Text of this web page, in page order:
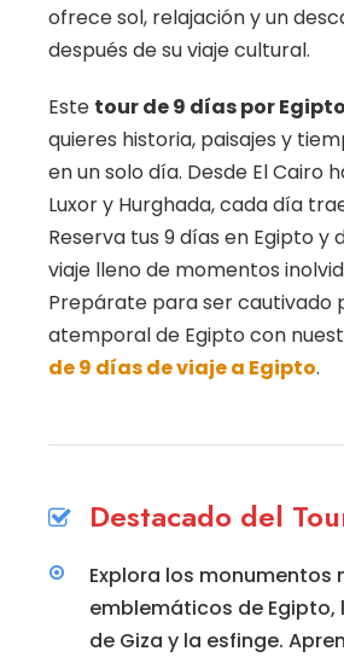
ofrece sol, relajación y un
después de su viaje cultural.
Este tour de 9 días por Egipto
quieres historia, paisajes y
en un solo día. Desde El Cairo
Luxor y Hurghada, cada día
Reserva tus 9 días en Egipto y
viaje lleno de momentos
Prepárate para ser cautivado
atemporal de Egipto con
de 9 días de viaje a Egipto.
Destacado del
Explora los monumentos
emblemáticos de Egipto,
de Giza y la esfinge.